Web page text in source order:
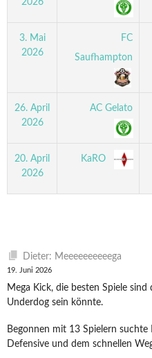
2026
3. Mai
2026
FC
Saufhampton
26. April
2026
AC Gelato
20. April
2026
KaRO
Dieter: Meeeeeeeeeega
19. Juni 2026
Mega Kick, die besten Spiele
Underdog sein könnte.
Begonnen mit 13 Spielern
Defensive und dem schnellen